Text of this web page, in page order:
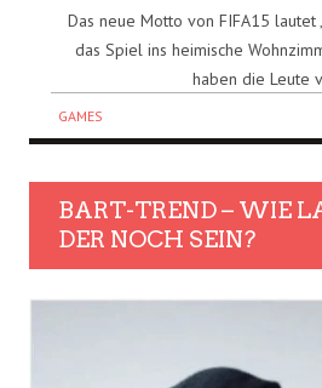
Das neue Motto von FIFA15 lautet
das Spiel ins heimische
haben die Leute
GAMES
BART-TREND – WIE
DER NOCH SEIN?